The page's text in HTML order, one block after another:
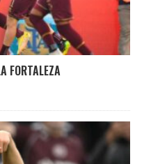
FORTALEZA